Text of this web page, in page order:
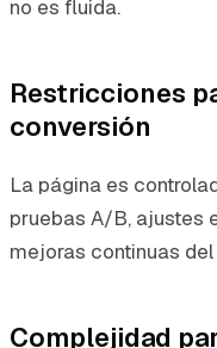
no es fluida.
Restricciones
conversión
La página es
pruebas A/B, ajustes
mejoras continuas
Complejidad